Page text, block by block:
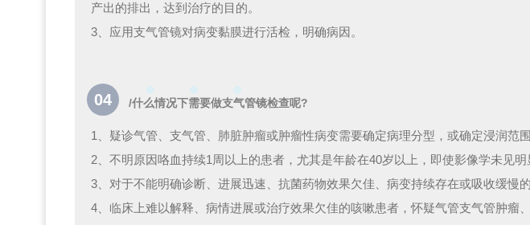
产出的排出，达到治疗的目的。
3、应用支气管镜对病变黏膜进行活检，明确病因。
04 /什么情况下需要做支气管镜检查呢?
1、疑诊气管、支气管、肺脏肿瘤或肿瘤性病变需要确定病理分型，或确定浸润范围
2、不明原因咯血持续1周以上的患者，尤其是年龄在40岁以上，即使影像学未见
3、对于不能明确诊断、进展迅速、抗菌药物效果欠佳、病变持续存在或吸收缓慢
4、临床上难以解释、病情进展或治疗效果欠佳的咳嗽患者，怀疑气管支气管肿瘤